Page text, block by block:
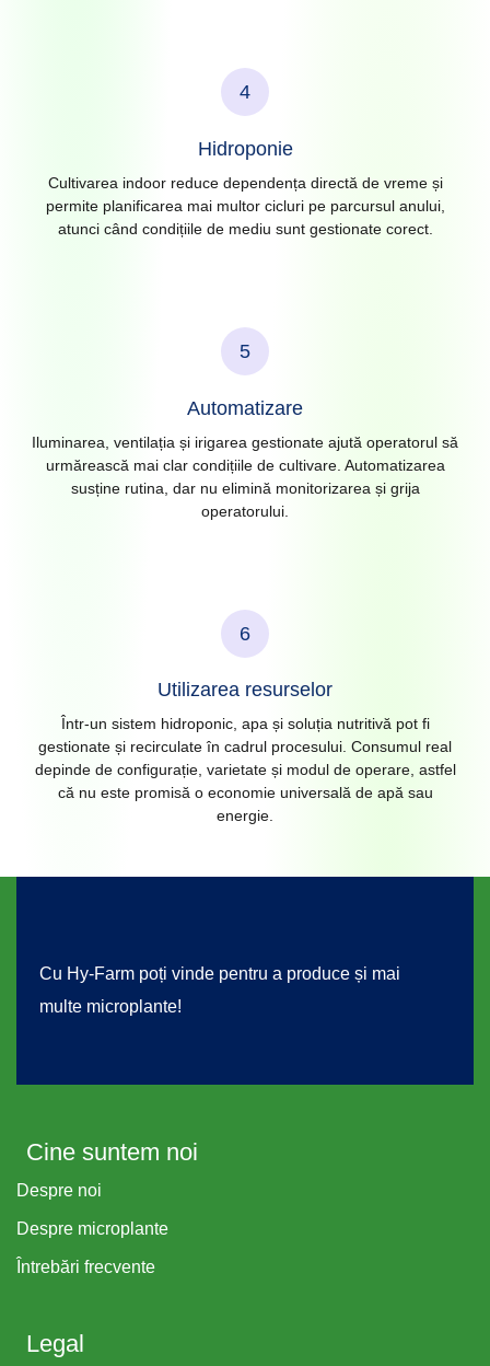
4
Hidroponie
Cultivarea indoor reduce dependența directă de vreme și
permite planificarea mai multor cicluri pe parcursul anului,
atunci când condițiile de mediu sunt gestionate corect.
5
Automatizare
Iluminarea, ventilația și irigarea gestionate ajută operatorul să
urmărească mai clar condițiile de cultivare. Automatizarea
susține rutina, dar nu elimină monitorizarea și grija
operatorului.
6
Utilizarea resurselor
Într-un sistem hidroponic, apa și soluția nutritivă pot fi
gestionate și recirculate în cadrul procesului. Consumul real
depinde de configurație, varietate și modul de operare, astfel
că nu este promisă o economie universală de apă sau
energie.
Cu Hy-Farm poți vinde pentru a produce și mai
multe microplante!
Cine suntem noi
Despre noi
Despre microplante
Întrebări frecvente
Legal